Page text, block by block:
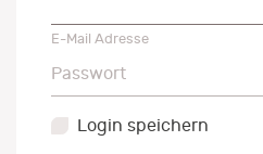
E-Mail Adresse
Passwort
Passwort
Login speichern